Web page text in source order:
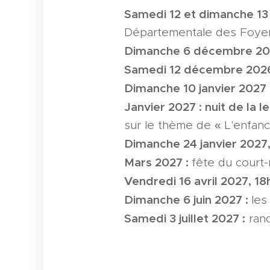
Samedi 12 et dimanche
Départementale des
Dimanche 6 décembre
Samedi 12 décembre
Dimanche 10 janvier 2027
Janvier 2027 : nuit de la
sur le thème de «
Dimanche 24 janvier
Mars 2027 : fête du
Vendredi 16 avril 2027,
Dimanche 6 juin 2027 :
Samedi 3 juillet 2027 :